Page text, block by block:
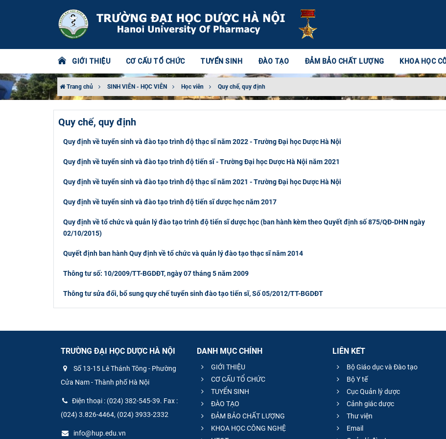
GIỚI THIỆU CƠ CẤU TỔ CHỨC TUYỂN SINH ĐÀO TẠO ĐẢM BẢO CHẤT LƯỢNG KHOA HỌC
Trang chủ SINH VIÊN - HỌC VIÊN Học viên Quy chế, quy định
Quy chế, quy định
Quy định về tuyển sinh và đào tạo trình độ thạc sĩ năm 2022 - Trường Đại học Dược Hà Nội
Quy định về tuyển sinh và đào tạo trình độ tiến sĩ - Trường Đại học Dược Hà Nội năm 2021
Quy định về tuyển sinh và đào tạo trình độ thạc sĩ năm 2021 - Trường Đại học Dược Hà Nội
Quy định về tuyển sinh và đào tạo trình độ tiến sĩ dược học năm 2017
Quy định về tổ chức và quản lý đào tạo trình độ tiến sĩ dược học (ban hành kèm theo Quyết định số 875/QĐ-DHN ngày
02/10/2015)
Quyết định ban hành Quy định về tổ chức và quản lý đào tạo thạc sĩ năm 2014
Thông tư số: 10/2009/TT-BGDĐT, ngày 07 tháng 5 năm 2009
Thông tư sửa đổi, bổ sung quy chế tuyển sinh đào tạo tiến sĩ, Số 05/2012/TT-BGDĐT
TRƯỜNG ĐẠI HỌC DƯỢC HÀ NỘI
Số 13-15 Lê Thánh Tông - Phường
Cửa Nam - Thành phố Hà Nội
Điện thoại : (024) 382-545-39. Fax :
(024) 3.826-4464, (024) 3933-2332
info@hup.edu.vn
DANH MỤC CHÍNH
GIỚI THIỆU
CƠ CẤU TỔ CHỨC
TUYỂN SINH
ĐÀO TẠO
ĐẢM BẢO CHẤT LƯỢNG
KHOA HỌC CÔNG NGHỆ
LIÊN KẾT
Bộ Giáo dục và Đào tạo
Bộ Y tế
Cục Quản lý dược
Cảnh giác dược
Thư viện
Email